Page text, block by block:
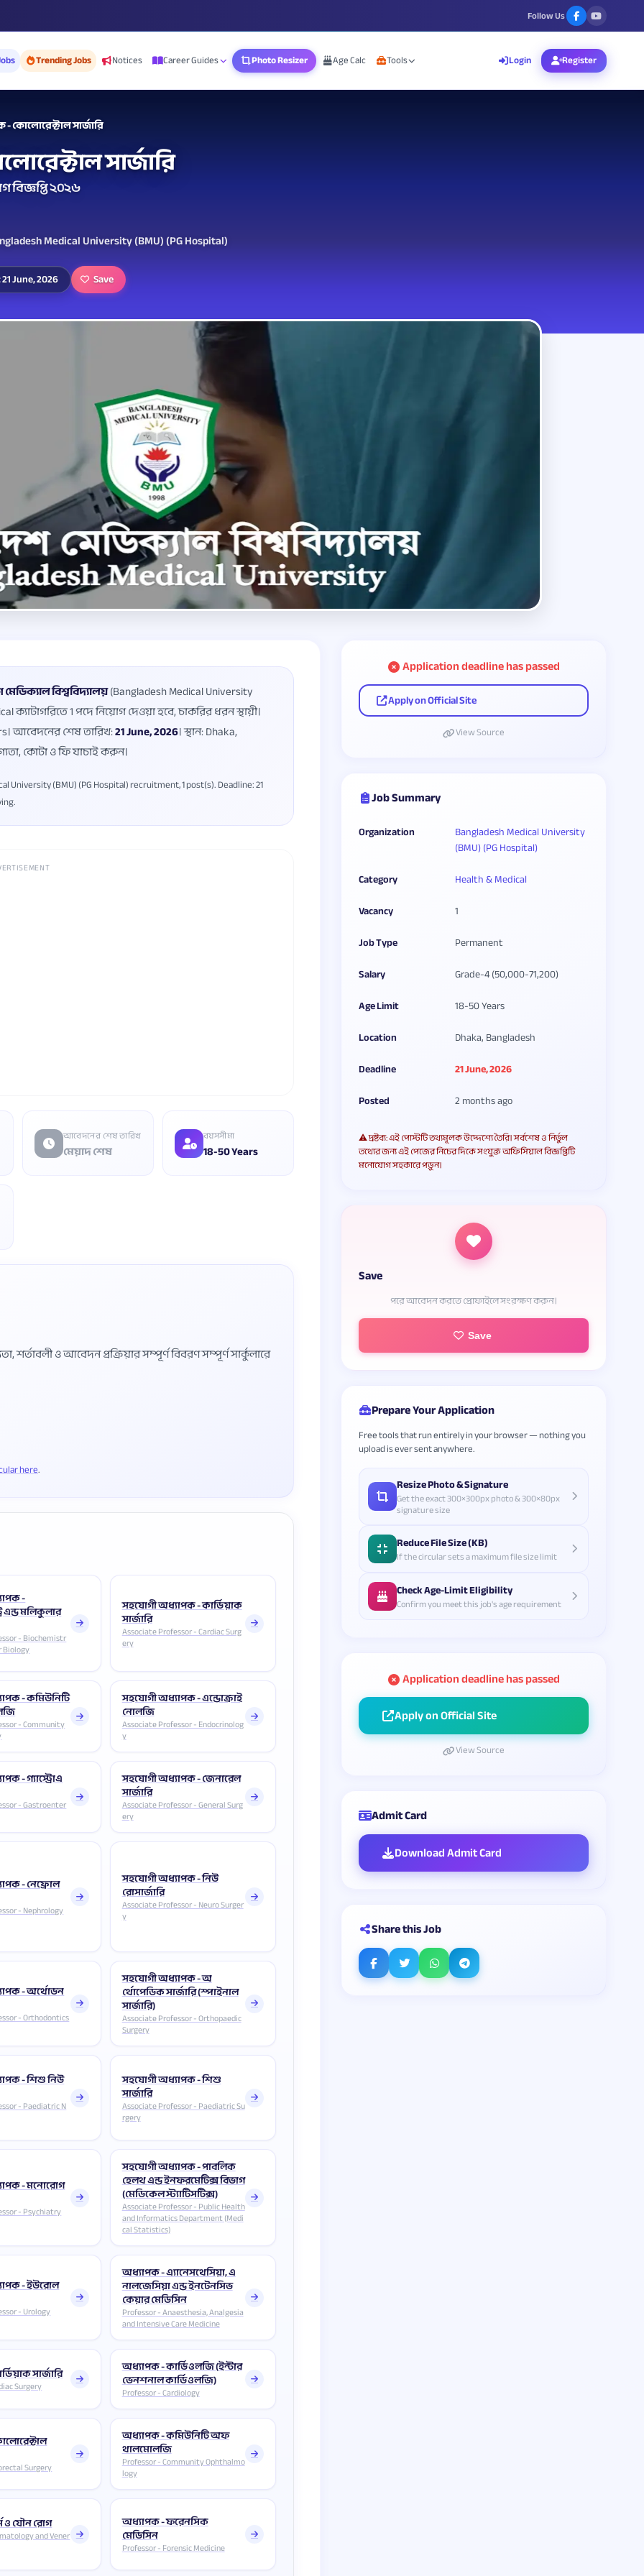
Follow Us
Trending Jobs Notices Career Guides Photo Resizer Age Calc Tools Login Register
কোলোরেক্টাল সার্জারি
সার্জারি
বিজ্ঞপ্তি ২০২৬
Medical University (BMU) (PG Hospital)
June, 2026 Save
বিশ্ববিদ্যালয়(Bangladesh Medical University
ক্যাটাগরিতে 1 পদে নিয়োগ দেওয়া হবে, চাকরির ধরন স্থায়ী।
আবেদনের শেষ তারিখ:21 June, 2026। স্থান: Dhaka,
কোটা ও ফি যাচাই করুন।
(BMU) (PG Hospital) recruitment, 1 post(s). Deadline: 21
আবেদনের শেষ তারিখ
মেয়াদ শেষ
বয়সসীমা
18-50 Years
ও আবেদন প্রক্রিয়ার সম্পূর্ণ বিবরণ সম্পূর্ণ সার্কুলারে
here
-
এন্ড মলিকুলার
- Biochemistr
Biology
সহযোগী অধ্যাপক - কার্ডিয়াক
সার্জারি
Associate Professor - Cardiac Surg
ery
- কমিউনিটি
- Community
সহযোগী অধ্যাপক - এন্ডোক্রাই
নোলজি
Associate Professor - Endocrinolog
y
- গ্যাস্ট্রোএ
- Gastroenter
সহযোগী অধ্যাপক - জেনারেল
সার্জারি
Associate Professor - General Surg
ery
- নেফ্রোল
- Nephrology
সহযোগী অধ্যাপক - নিউ
রোসার্জারি
Associate Professor - Neuro Surger
y
- অর্থোডন
- Orthodontics
সহযোগী অধ্যাপক - অ
র্থোপেডিক সার্জারি (স্পাইনাল
সার্জারি)
Associate Professor - Orthopaedic
Surgery
- শিশু নিউ
- Paediatric N
সহযোগী অধ্যাপক - শিশু
সার্জারি
Associate Professor - Paediatric Su
rgery
- মনোরোগ
- Psychiatry
সহযোগী অধ্যাপক - পাবলিক
হেলথ এন্ড ইনফরমেটিক্স বিভাগ
(মেডিকেল স্ট্যাটিসটিক্স)
Associate Professor - Public Health
and Informatics Department (Medi
cal Statistics)
- ইউরোল
- Urology
অধ্যাপক - এ্যানেসথেসিয়া, এ
নালজেসিয়া এন্ড ইনটেনসিভ
কেয়ার মেডিসিন
Professor - Anaesthesia, Analgesia
and Intensive Care Medicine
সার্জারি
Surgery
অধ্যাপক - কার্ডিওলজি (ইন্টার
ভেনশনাল কার্ডিওলজি)
Professor - Cardiology
Surgery
অধ্যাপক - কমিউনিটি অফ
থালমোলজি
Professor - Community Ophthalmo
logy
ও যৌন রোগ
and Vener
অধ্যাপক - ফরেনসিক
মেডিসিন
Professor - Forensic Medicine
Application deadline has passed
Apply on Official Site
View Source
Job Summary
Organization
Bangladesh Medical University
(BMU) (PG Hospital)
Category
Health & Medical
Vacancy
1
Job Type
Permanent
Salary
Grade-4 (50,000-71,200)
Age Limit
18-50 Years
Location
Dhaka, Bangladesh
Deadline
21 June, 2026
Posted
2 months ago
⚠️ দ্রষ্টব্য: এই পোস্টটি তথ্যমূলক উদ্দেশ্যে তৈরি। সর্বশেষ ও নির্ভুল
তথ্যের জন্য এই পেজের নিচের দিকে সংযুক্ত অফিসিয়াল বিজ্ঞপ্তিটি
মনোযোগ সহকারে পড়ুন।
Save
পরে আবেদন করতে প্রোফাইলে সংরক্ষণ করুন।
Save
Prepare Your Application
Free tools that run entirely in your browser — nothing you
upload is ever sent anywhere.
Resize Photo & Signature
Get the exact 300×300px photo & 300×80px
signature size
Reduce File Size (KB)
If the circular sets a maximum file size limit
Check Age-Limit Eligibility
Confirm you meet this job's age requirement
Application deadline has passed
Apply on Official Site
View Source
Admit Card
Download Admit Card
Share this Job